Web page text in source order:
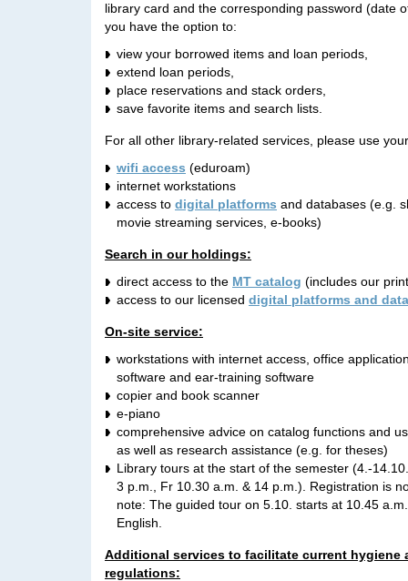
library card and the corresponding password (date
you have the option to:
view your borrowed items and loan periods,
extend loan periods,
place reservations and stack orders,
save favorite items and search lists.
For all other library-related services, please use
wifi access (eduroam)
internet workstations
access to digital platforms and databases (e.g.
movie streaming services, e-books)
Search in our holdings:
direct access to the MT catalog (includes our
access to our licensed digital platforms and
On-site service:
workstations with internet access, office
software and ear-training software
copier and book scanner
e-piano
comprehensive advice on catalog functions and
as well as research assistance (e.g. for theses)
Library tours at the start of the semester (4.-
3 p.m., Fr 10.30 a.m. & 14 p.m.). Registration is
note: The guided tour on 5.10. starts at 10.45
English.
Additional services to facilitate current hygiene
regulations: